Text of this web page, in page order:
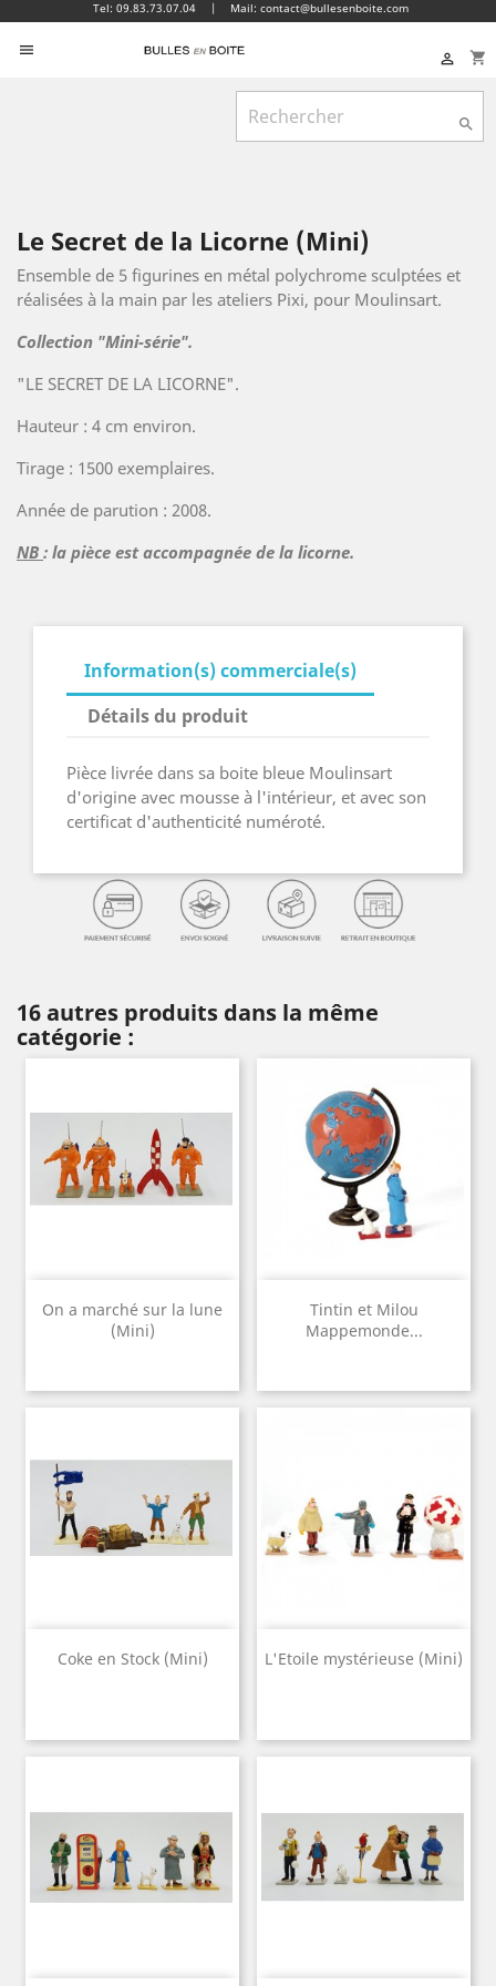
Tel: 09.83.73.07.04 | Mail: contact@bullesenboite.com
 shopping_cart


Le Secret de la Licorne (Mini)
Ensemble de 5 figurines en métal polychrome sculptées et
réalisées à la main par les ateliers Pixi, pour Moulinsart.
Collection "Mini-série".
"LE SECRET DE LA LICORNE".
Hauteur : 4 cm environ.
Tirage : 1500 exemplaires.
Année de parution : 2008.
NB : la pièce est accompagnée de la licorne.
Information(s) commerciale(s)
Détails du produit
Pièce livrée dans sa boite bleue Moulinsart
d'origine avec mousse à l'intérieur, et avec son
certificat d'authenticité numéroté.
16 autres produits dans la même
catégorie :
On a marché sur la lune
(Mini)
Tintin et Milou
Mappemonde...
Coke en Stock (Mini) L'Etoile mystérieuse (Mini)